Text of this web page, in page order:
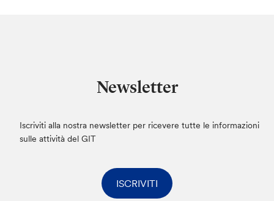
Newsletter
Iscriviti alla nostra newsletter per ricevere tutte le informazioni
sulle attività del GIT
ISCRIVITI